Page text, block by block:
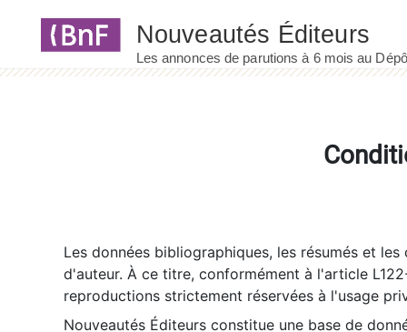
Les données bibliographiques, les résumés et
d'auteur. À ce titre, conformément à l'article
reproductions strictement réservées à l'usage
Nouveautés Éditeurs constitue une base de